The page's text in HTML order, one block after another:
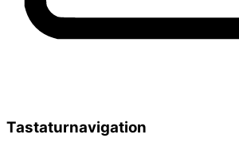
Tastaturnavigation